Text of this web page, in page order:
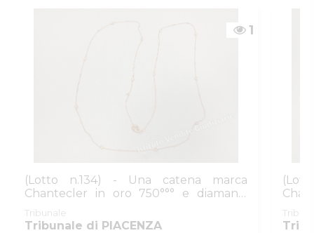
1
(Lotto n.134) - Una catena marca
Chantecler in oro 750°°° e diamanti,
grammi ...
Tribunale
Tribunale di PIACENZA